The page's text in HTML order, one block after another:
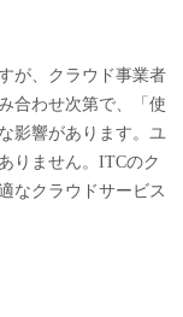
が、クラウド事業者
合わせ次第で、「使
影響があります。ユ
りません。ITCのク
なクラウドサービス